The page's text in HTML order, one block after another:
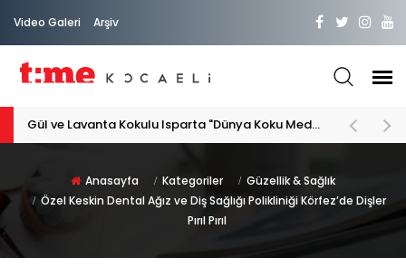
Video Galeri Arşiv
PATİLİ DOSTA HAYATIMIZA "HOŞ GELDİN" DİYORSAK
Anasayfa Kategoriler
Güzellik & Sağlık
Özel Keskin Dental Ağız ve Diş Sağlığı Polikliniği Körfez’de Dişler
Pırıl Pırıl